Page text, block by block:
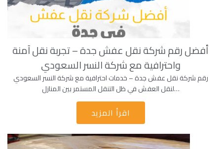
أفضل رقم شركة نقل عفش جدة – تجربة نقل آمنة
واحترافية مع شركة النسر السعودي
رقم شركة نقل عفش جدة – خدمات احترافية مع شركة النسر السعودي
لنقل العفش في ظل التنقل المستمر بين المنازل…
اقرأ المزيد